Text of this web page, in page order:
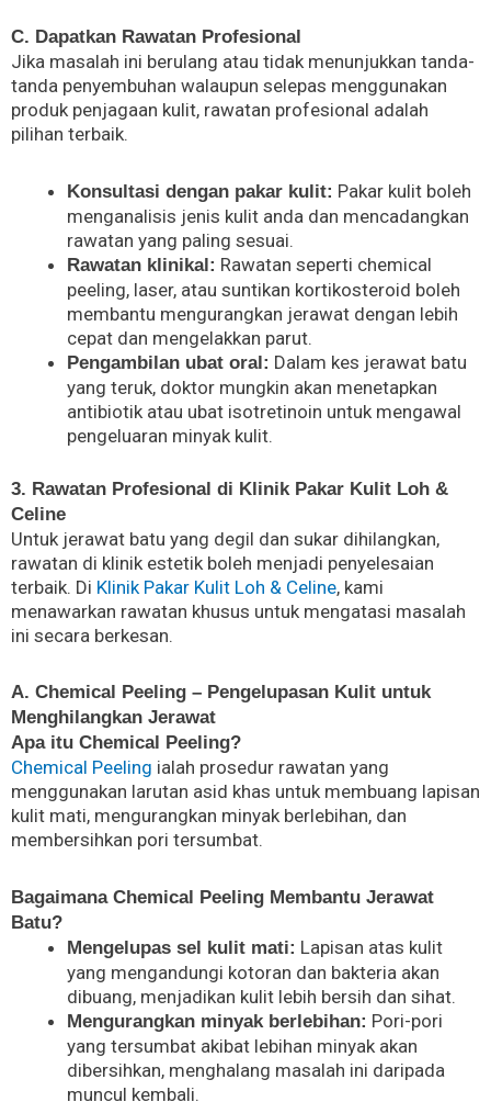
C. Dapatkan Rawatan Profesional
Jika masalah ini berulang atau tidak menunjukkan tanda-
tanda penyembuhan walaupun selepas menggunakan
produk penjagaan kulit, rawatan profesional adalah
pilihan terbaik.
Konsultasi dengan pakar kulit: Pakar kulit boleh
menganalisis jenis kulit anda dan mencadangkan
rawatan yang paling sesuai.
Rawatan klinikal: Rawatan seperti chemical
peeling, laser, atau suntikan kortikosteroid boleh
membantu mengurangkan jerawat dengan lebih
cepat dan mengelakkan parut.
Pengambilan ubat oral: Dalam kes jerawat batu
yang teruk, doktor mungkin akan menetapkan
antibiotik atau ubat isotretinoin untuk mengawal
pengeluaran minyak kulit.
3. Rawatan Profesional di Klinik Pakar Kulit Loh &
Celine
Untuk jerawat batu yang degil dan sukar dihilangkan,
rawatan di klinik estetik boleh menjadi penyelesaian
terbaik. Di Klinik Pakar Kulit Loh & Celine, kami
menawarkan rawatan khusus untuk mengatasi masalah
ini secara berkesan.
A. Chemical Peeling – Pengelupasan Kulit untuk
Menghilangkan Jerawat
Apa itu Chemical Peeling?
Chemical Peeling ialah prosedur rawatan yang
menggunakan larutan asid khas untuk membuang lapisan
kulit mati, mengurangkan minyak berlebihan, dan
membersihkan pori tersumbat.
Bagaimana Chemical Peeling Membantu Jerawat
Batu?
Mengelupas sel kulit mati: Lapisan atas kulit
yang mengandungi kotoran dan bakteria akan
dibuang, menjadikan kulit lebih bersih dan sihat.
Mengurangkan minyak berlebihan: Pori-pori
yang tersumbat akibat lebihan minyak akan
dibersihkan, menghalang masalah ini daripada
muncul kembali.